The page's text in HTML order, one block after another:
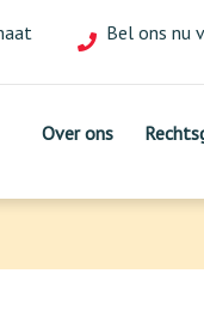
Bel ons nu
Over ons
Over ons